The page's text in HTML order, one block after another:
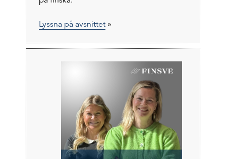
Lyssna på avsnittet»